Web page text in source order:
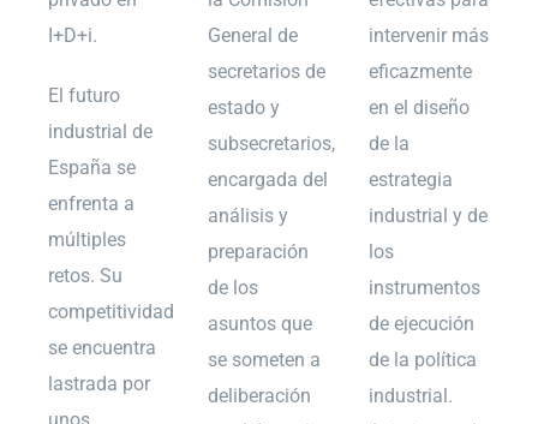
I+D+i.
El futuro
industrial de
España se
enfrenta a
múltiples
retos. Su
competitividad
se encuentra
lastrada por
General de
secretarios de
estado y
subsecretarios,
encargada del
análisis y
preparación
de los
asuntos que
se someten a
deliberación
intervenir más
eficazmente
en el diseño
de la
estrategia
industrial y de
los
instrumentos
de ejecución
de la política
industrial.